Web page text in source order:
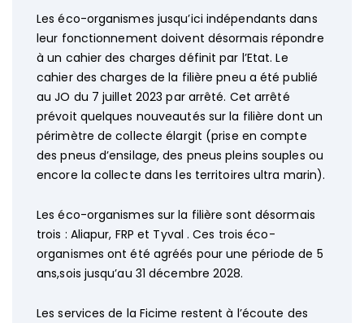
Les éco-organismes jusqu’ici indépendants dans
leur fonctionnement doivent désormais répondre
à un cahier des charges définit par l’Etat. Le
cahier des charges de la filière pneu a été publié
au JO du 7 juillet 2023 par arrêté. Cet arrêté
prévoit quelques nouveautés sur la filière dont un
périmètre de collecte élargit (prise en compte
des pneus d’ensilage, des pneus pleins souples ou
encore la collecte dans les territoires ultra marin).
Les éco-organismes sur la filière sont désormais
trois : Aliapur, FRP et Tyval . Ces trois éco-
organismes ont été agréés pour une période de 5
ans,sois jusqu’au 31 décembre 2028.
Les services de la Ficime restent à l’écoute des